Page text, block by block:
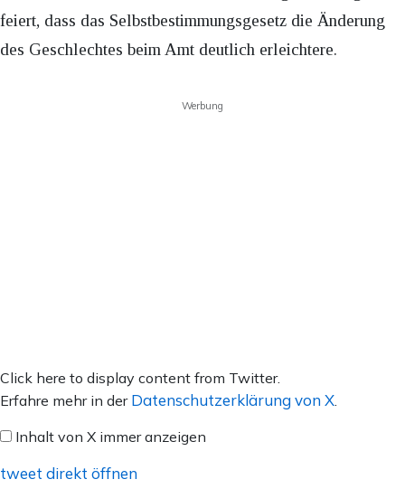
feiert, dass das Selbstbestimmungsgesetz die Änderung
des Geschlechtes beim Amt deutlich erleichtere.
Werbung
Inhalt
von
anzeigen
Click here to display content from Twitter.
Erfahre mehr in der Datenschutzerklärung von X
Inhalt von X immer anzeigen
tweet direkt öffnen